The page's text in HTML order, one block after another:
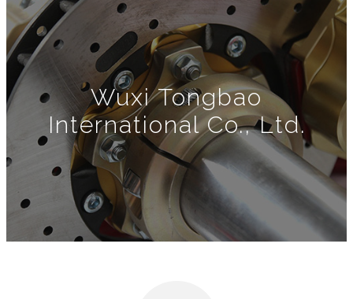
Wuxi Tongbao
International Co., Ltd.